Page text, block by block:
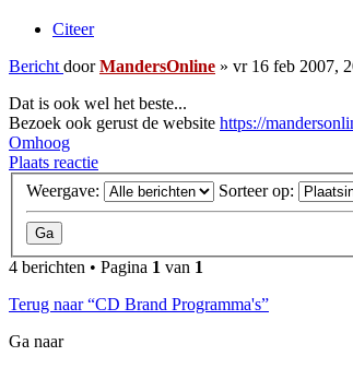
Citeer
Bericht doorMandersOnline » vr 16 feb 2007,
Dat is ook wel het beste...
Bezoek ook gerust de website https://
Omhoog
Plaats reactie
Weergave:
Sorteer op:
4 berichten • Pagina 1 van 1
Terug naar “CD Brand Programma's”
Ga naar